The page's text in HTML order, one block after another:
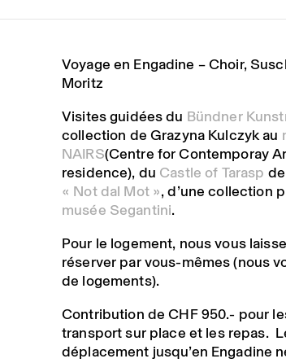
Voyage en Engadine – Choir,
Moritz
Visites guidées du Bündner
collection de Grazyna Kulczyk au
NAIRS(Centre for Contemporay
residence), du Castle of Tarasp
« Not dal Mot », d’une collection
musée Segantini.
Pour le logement, nous vous
réserver par vous-mêmes (nous
de logements).
Contribution de CHF 950.- pour
transport sur place et les repas.
déplacement jusqu’en Engadine